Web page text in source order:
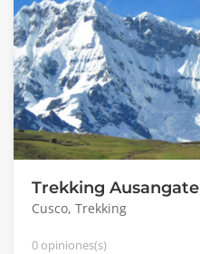
Trekking Ausangate
Cusco, Trekking
0 opiniones(s)